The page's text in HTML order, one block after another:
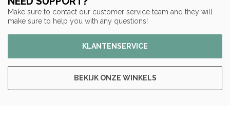
Make sure to contact our customer service team and they will
make sure to help you with any questions!
KLANTENSERVICE
BEKIJK ONZE WINKELS